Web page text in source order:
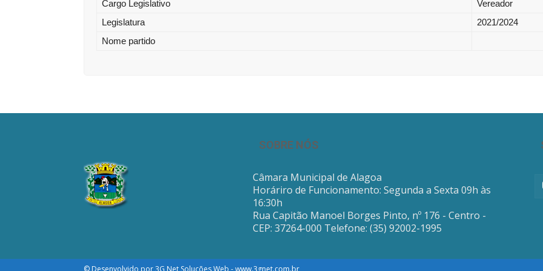
Cargo Legislativo
Vereador
Legislatura
2021/2024
Nome partido
SOBRE NÓS
Câmara Municipal de Alagoa
Horáriro de Funcionamento: Segunda a Sexta 09h às
16:30h
Rua Capitão Manoel Borges Pinto, nº 176 - Centro -
CEP: 37264-000 Telefone: (35) 92002-1995
© Desenvolvido por 3G Net Soluções Web - www.3gnet.com.br